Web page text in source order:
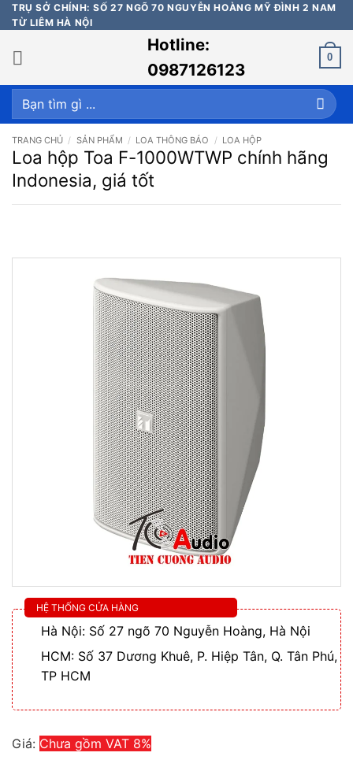
Bỏ
qua
nội
dung
TRỤ SỞ CHÍNH: SỐ 27 NGÕ 70 NGUYỄN HOÀNG MỸ ĐÌNH 2 NAM
TỪ LIÊM HÀ NỘI
Hotline:
0987126123
0
Tìm
kiếm:
TRANG CHỦ / SẢN PHẨM / LOA THÔNG BÁO / LOA HỘP
Loa hộp Toa F-1000WTWP chính hãng
Indonesia, giá tốt
HỆ THỐNG CỬA HÀNG
Hà Nội: Số 27 ngõ 70 Nguyễn Hoàng, Hà Nội
HCM: Số 37 Dương Khuê, P. Hiệp Tân, Q. Tân Phú,
TP HCM
Giá: Chưa gồm VAT 8%